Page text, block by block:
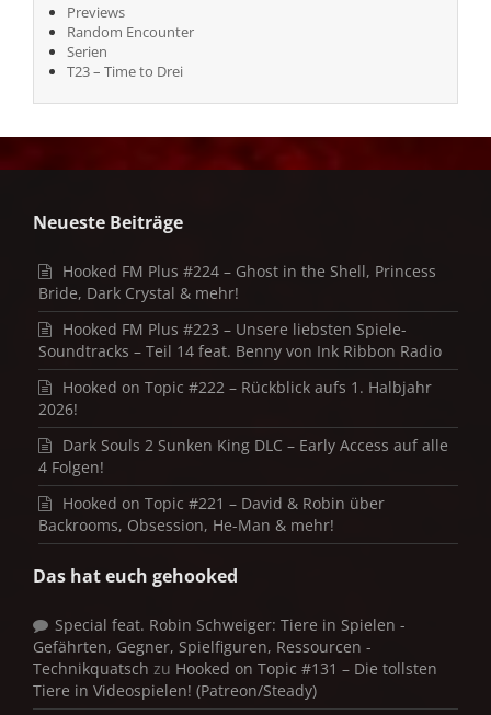
Previews
Random Encounter
Serien
T23 – Time to Drei
Neueste Beiträge
Hooked FM Plus #224 – Ghost in the Shell, Princess
Bride, Dark Crystal & mehr!
Hooked FM Plus #223 – Unsere liebsten Spiele-
Soundtracks – Teil 14 feat. Benny von Ink Ribbon Radio
Hooked on Topic #222 – Rückblick aufs 1. Halbjahr
2026!
Dark Souls 2 Sunken King DLC – Early Access auf alle
4 Folgen!
Hooked on Topic #221 – David & Robin über
Backrooms, Obsession, He-Man & mehr!
Das hat euch gehooked
Special feat. Robin Schweiger: Tiere in Spielen -
Gefährten, Gegner, Spielfiguren, Ressourcen -
Technikquatsch zu Hooked on Topic #131 – Die tollsten
Tiere in Videospielen! (Patreon/Steady)